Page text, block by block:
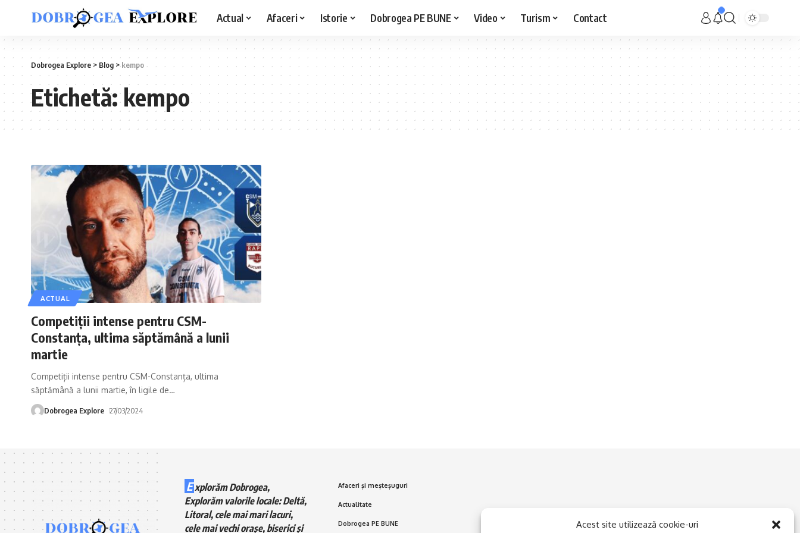
Acest site utilizează cookie-uri
Actual Afaceri Istorie Dobrogea PE BUNE Video Turism Contact
Dobrogea Explore> Blog >kempo
Etichetă:kempo
ACTUAL
Competiții intense pentru CSM-
Constanța, ultima săptămână a lunii
martie
Competiții intense pentru CSM-Constanța, ultima
săptămână a lunii martie, în ligile de…
Dobrogea Explore 27/03/2024
E xplorăm Dobrogea,
Explorăm valorile locale: Deltă,
Litoral, cele mai mari lacuri,
cele mai vechi orașe, biserici și
Afaceri și meșteșuguri
Actualitate
Dobrogea PE BUNE